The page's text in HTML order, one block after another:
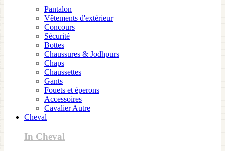
Pantalon
Vêtements d'extérieur
Concours
Sécurité
Bottes
Chaussures & Jodhpurs
Chaps
Chaussettes
Gants
Fouets et éperons
Accessoires
Cavalier Autre
Cheval
In Cheval